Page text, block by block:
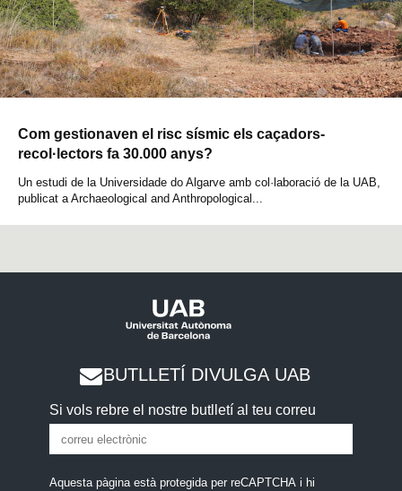
Com gestionaven el risc sísmic els caçadors-
recol·lectors fa 30.000 anys?
Un estudi de la Universidade do Algarve amb col·laboració de la UAB,
publicat a Archaeological and Anthropological...
BUTLLETÍ DIVULGA UAB
Si vols rebre el nostre butlletí al teu correu
Aquesta pàgina està protegida per reCAPTCHA i hi